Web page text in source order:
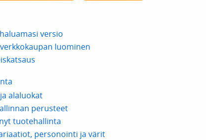
versio
luominen
alaluokat
perusteet
tuotehallinta
personointi ja värit